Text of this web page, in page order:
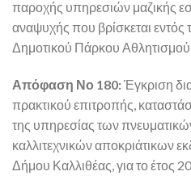
παροχής υπηρεσιών μαζικής
αναψυχής που βρίσκεται
Δημοτικού Πάρκου
Απόφαση Νο 180:Έγκριση
πρακτικού επιτροπής,
της υπηρεσίας των
καλλιτεχνικών αποκριάτικων
Δήμου Καλλιθέας, για το έτος